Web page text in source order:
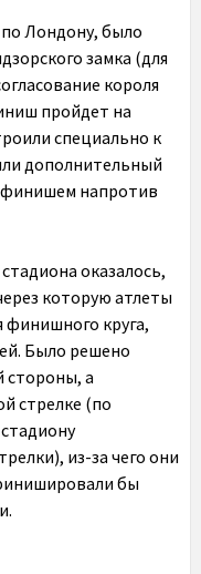
по Лондону, было
замка (для
короля
пройдет на
специально к
дополнительный
финишем напротив
оказалось,
которую атлеты
финишного круга,
Было решено
стороны, а
стрелке (по
из-за чего они
бы